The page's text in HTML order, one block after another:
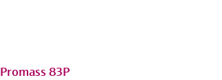
Promass 83P